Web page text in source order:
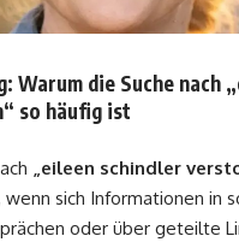
Warum die Suche nach
so häufig ist
„eileen schindler
wenn sich Informationen in
oder über geteilte